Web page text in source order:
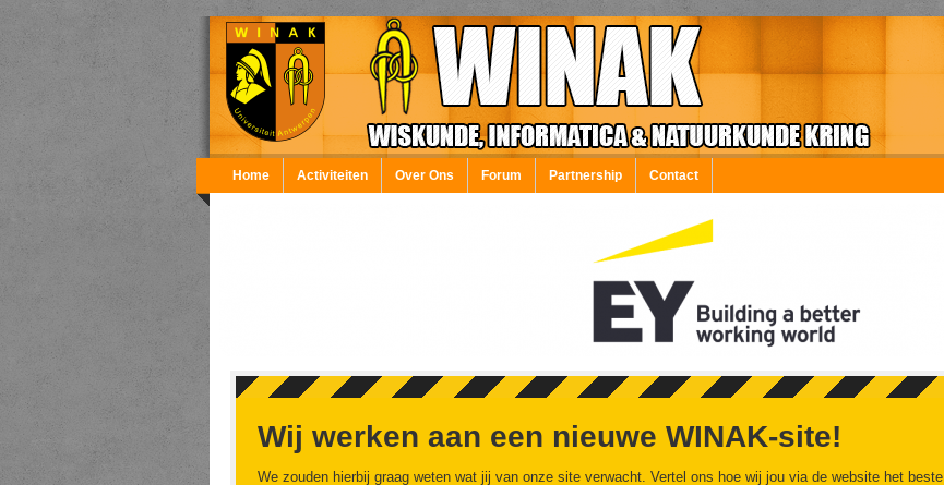
Overslaan en naar de inhoud gaan
Home Activiteiten Over Ons Forum Partnership Contact
Wij werken aan een nieuwe WINAK-site!
We zouden hierbij graag weten wat jij van onze site verwacht. Vertel ons hoe wij jou via de website het beste